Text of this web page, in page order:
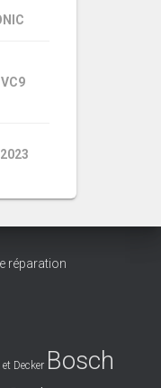
réparation
Decker Bosch